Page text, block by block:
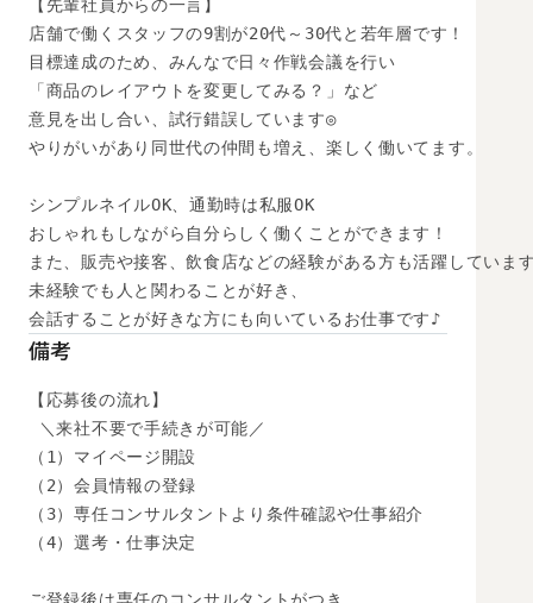
【先輩社員からの一言】
店舗で働くスタッフの9割が20代～30代と若年層です！
目標達成のため、みんなで日々作戦会議を行い
「商品のレイアウトを変更してみる？」など
意見を出し合い、試行錯誤しています◎
やりがいがあり同世代の仲間も増え、楽しく働いてます。
シンプルネイルOK、通勤時は私服OK
おしゃれもしながら自分らしく働くことができます！
また、販売や接客、飲食店などの経験がある方も活躍していま
未経験でも人と関わることが好き、
会話することが好きな方にも向いているお仕事です♪
備考
【応募後の流れ】
＼来社不要で手続きが可能／
（1）マイページ開設
（2）会員情報の登録
（3）専任コンサルタントより条件確認や仕事紹介
（4）選考・仕事決定